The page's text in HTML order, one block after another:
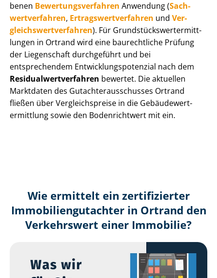
be­nen Be­wer­tungs­ver­fah­ren Anwendung (Sach­
wert­ver­fah­ren, Er­trags­wert­ver­fah­ren und Ver­
gleichs­wert­ver­fah­ren). Für Grund­stücks­wert­ermitt­
lun­gen in Ortrand wird eine baurechtliche Prüfung
der Liegenschaft durchgeführt und bei
entsprechendem Ent­wick­lungs­po­ten­zi­al nach dem
Re­si­du­al­wert­ver­fah­ren bewertet. Die aktuellen
Marktdaten des Gut­ach­ter­aus­schus­ses Ortrand
fließen über Ver­gleichs­prei­se in die Ge­bäu­de­wert­
ermitt­lung sowie den Bodenrichtwert mit ein.
Wie ermittelt ein zertifizierter
Immobilien­gutachter in Ortrand den
Verkehrswert einer Immobilie?